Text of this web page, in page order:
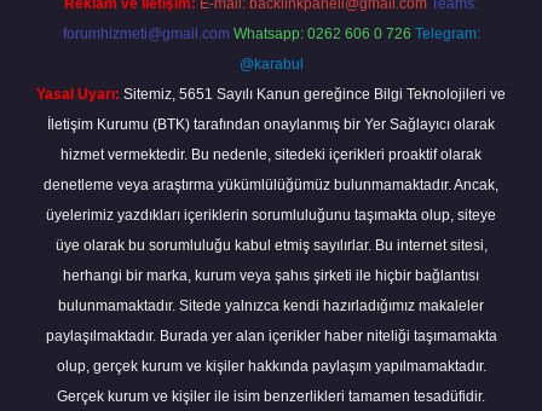
Reklam ve İletişim: E-mail: backlinkpaneli@gmail.com Teams:
forumhizmeti@gmail.com Whatsapp: 0262 606 0 726 Telegram:
@karabul
Yasal Uyarı: Sitemiz, 5651 Sayılı Kanun gereğince Bilgi Teknolojileri ve
İletişim Kurumu (BTK) tarafından onaylanmış bir Yer Sağlayıcı olarak
hizmet vermektedir. Bu nedenle, sitedeki içerikleri proaktif olarak
denetleme veya araştırma yükümlülüğümüz bulunmamaktadır. Ancak,
üyelerimiz yazdıkları içeriklerin sorumluluğunu taşımakta olup, siteye
üye olarak bu sorumluluğu kabul etmiş sayılırlar. Bu internet sitesi,
herhangi bir marka, kurum veya şahıs şirketi ile hiçbir bağlantısı
bulunmamaktadır. Sitede yalnızca kendi hazırladığımız makaleler
paylaşılmaktadır. Burada yer alan içerikler haber niteliği taşımamakta
olup, gerçek kurum ve kişiler hakkında paylaşım yapılmamaktadır.
Gerçek kurum ve kişiler ile isim benzerlikleri tamamen tesadüfidir.